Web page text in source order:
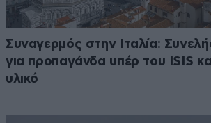
Συναγερμός στην Ιταλία:
για προπαγάνδα υπέρ του ISIS
υλικό